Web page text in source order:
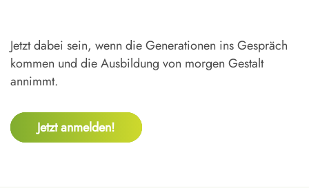
Jetzt dabei sein, wenn die Generationen ins Gespräch
kommen und die Ausbildung von morgen Gestalt
annimmt.
Jetzt anmelden!